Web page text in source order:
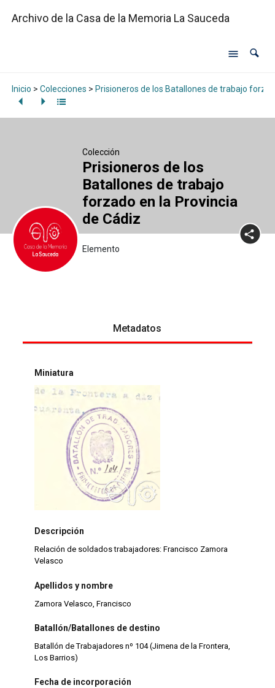
Archivo de la Casa de la Memoria La Sauceda
Inicio > Colecciones > Prisioneros de los Batallones de trabajo
Colección
Prisioneros de los
Batallones de trabajo
forzado en la Provincia
de Cádiz
Elemento
Metadatos
Miniatura
Descripción
Relación de soldados trabajadores: Francisco Zamora
Velasco
Apellidos y nombre
Zamora Velasco, Francisco
Batallón/Batallones de destino
Batallón de Trabajadores nº 104 (Jimena de la Frontera,
Los Barrios)
Fecha de incorporación